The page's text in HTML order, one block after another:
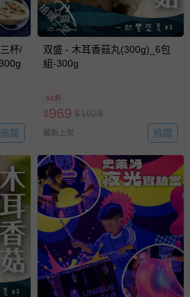
矽)、花椒香料(棕櫚油、香料)、紅麴
：虱目魚肉、豬脂(台灣)、蒜頭、磷
)、筍干(偏亞硫酸氫鈉)、糖、鹽、胡
、胺基乙酸、DL-胺基丙酸、琥珀酸
(多磷酸鈉、偏磷酸鈉、酸性焦磷酸
分所示
商名稱：品臻國際行銷有限公司
商電話：(02)-8861-5208
商地址：台北市中山區民生東路一段
127757268-00000-2
富邦產物0510字第19AML0000230號
機構及證書字號：無
杯/
追蹤
搶購一空
双盛 - 木耳香菇丸(300g)_6包
組-300g
94折
$969 $1029
最新上架 追蹤